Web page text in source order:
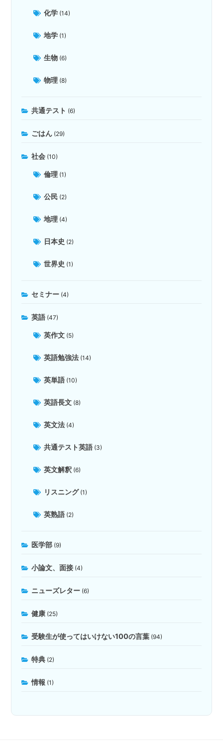
化学 (14)
地学 (1)
生物 (6)
物理 (8)
共通テスト (6)
ごはん (29)
社会 (10)
倫理 (1)
公民 (2)
地理 (4)
日本史 (2)
世界史 (1)
セミナー (4)
英語 (47)
英作文 (5)
英語勉強法 (14)
英単語 (10)
英語長文 (8)
英文法 (4)
共通テスト英語 (3)
英文解釈 (6)
リスニング(1)
英熟語 (2)
医学部 (9)
小論文、面接 (4)
ニューズレター (6)
健康 (25)
受験生が使ってはいけない100の言葉 (94)
特典 (2)
情報 (1)